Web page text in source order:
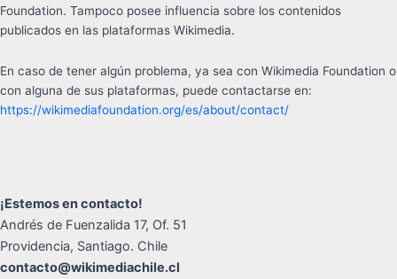
Foundation. Tampoco posee influencia sobre los contenidos
publicados en las plataformas Wikimedia.
En caso de tener algún problema, ya sea con Wikimedia Foundation o
con alguna de sus plataformas, puede contactarse en:
https://wikimediafoundation.org/es/about/contact/
¡Estemos en contacto!
Andrés de Fuenzalida 17, Of. 51
Providencia, Santiago. Chile
contacto@wikimediachile.cl